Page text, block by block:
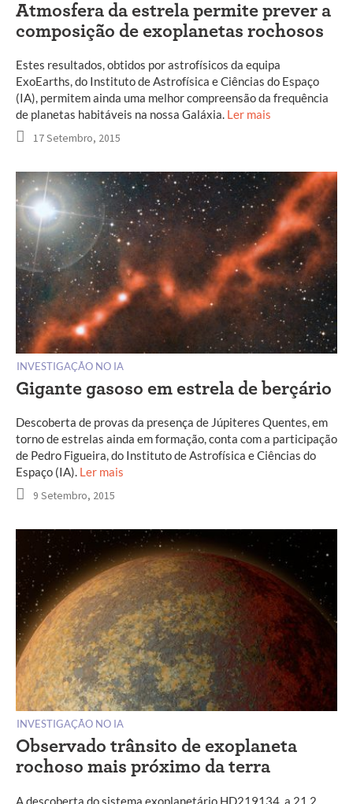
Atmosfera da estrela permite prever a
composição de exoplanetas rochosos
Estes resultados, obtidos por astrofísicos da equipa
ExoEarths, do Instituto de Astrofísica e Ciências do Espaço
(IA), permitem ainda uma melhor compreensão da frequência
de planetas habitáveis na nossa Galáxia. Ler mais
17 Setembro, 2015
INVESTIGAÇÃO NO IA
Gigante gasoso em estrela de berçário
Descoberta de provas da presença de Júpiteres Quentes, em
torno de estrelas ainda em formação, conta com a participação
de Pedro Figueira, do Instituto de Astrofísica e Ciências do
Espaço (IA). Ler mais
9 Setembro, 2015
INVESTIGAÇÃO NO IA
Observado trânsito de exoplaneta
rochoso mais próximo da terra
A descoberta do sistema exoplanetário HD219134, a 21,2